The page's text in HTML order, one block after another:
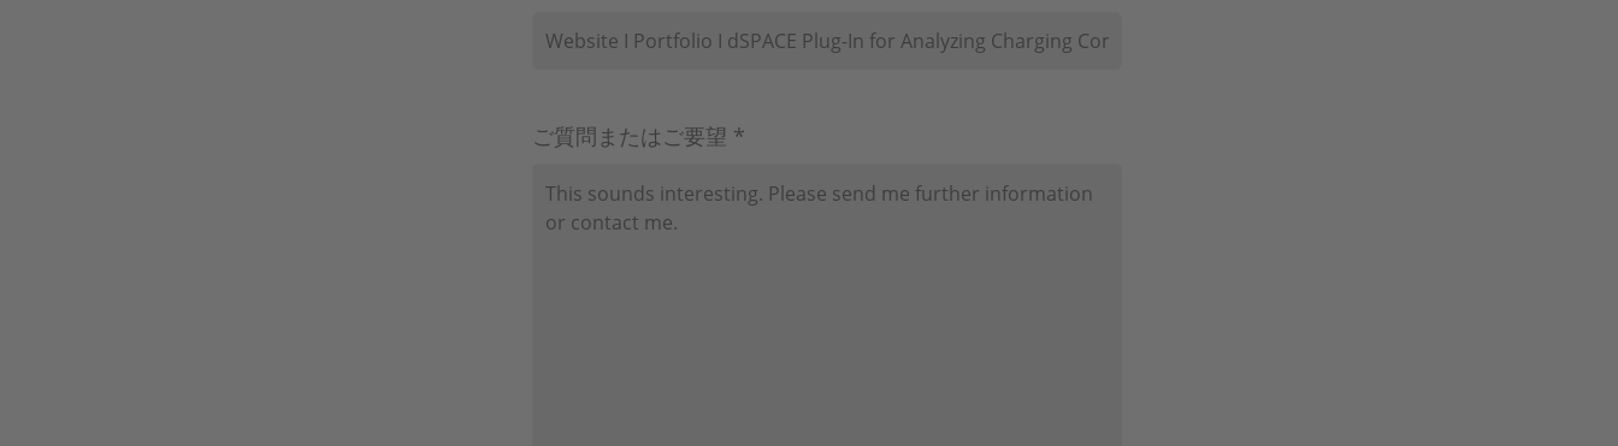
ご質問またはご要望 *